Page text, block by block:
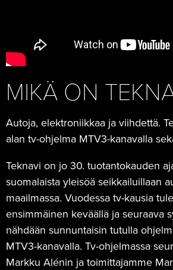
MIKÄ ON
Autoja, elektroniikkaa ja viihdettä.
alan tv-ohjelma MTV3-kanavalla
Teknavi on jo 30. tuotantokauden
suomalaista yleisöä seikkailuillaan
maailmassa. Vuodessa tv-kausia
ensimmäinen keväällä ja seuraava
nähdään sunnuntaisin tutulla
MTV3-kanavalla. Tv-ohjelmassa
Markku Alénin ja toimittajamme